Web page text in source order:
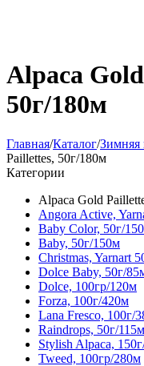
Alpaca
50г/180м
Главная/Каталог/Зимняя
Paillettes, 50г/180м
Категории
Alpaca Gold
Angora Active,
Baby Color, 50г/
Baby, 50г/150м
Christmas, Yarnart
Dolce Baby, 50г/
Dolce, 100гр/120м
Forza, 100г/420м
Lana Fresco, 100г/
Raindrops, 50г/115м
Stylish Alpaca,
Tweed, 100гр/280м